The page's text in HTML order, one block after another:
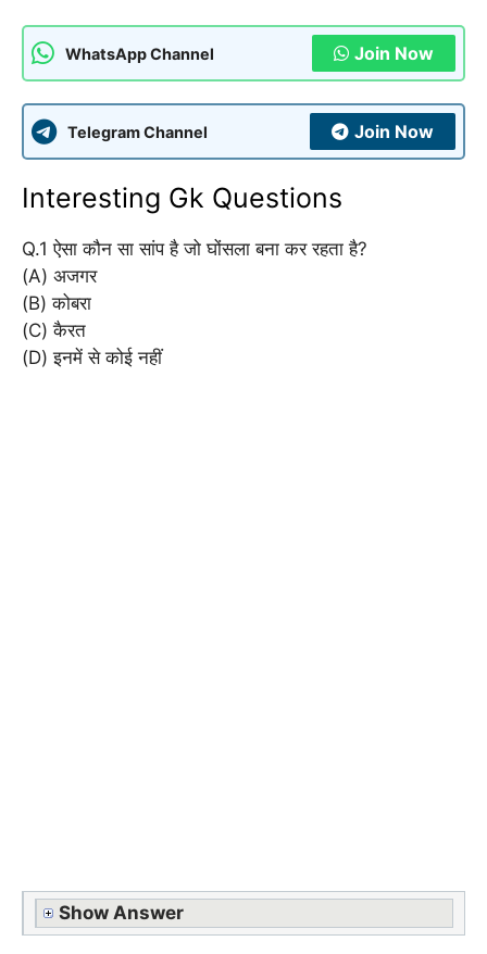
WhatsApp Channel Join Now
Telegram Channel Join Now
Interesting Gk Questions
Q.1 ऐसा कौन सा सांप है जो घोंसला बना कर रहता है?
(A) अजगर
(B) कोबरा
(C) कैरत
(D) इनमें से कोई नहीं
Show Answer